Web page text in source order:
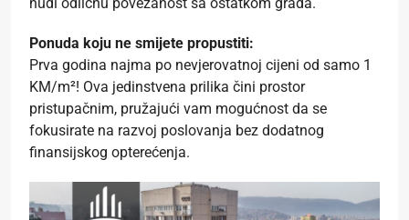
Ponuda koju ne smijete propustiti:
Prva godina najma po nevjerovatnoj cijeni od samo 1
KM/m²! Ova jedinstvena prilika čini prostor
pristupačnim, pružajući vam mogućnost da se
fokusirate na razvoj poslovanja bez dodatnog
finansijskog opterećenja.